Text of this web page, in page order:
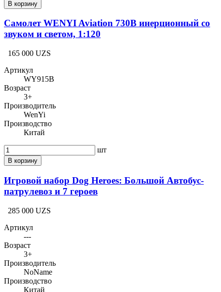
В корзину
Самолет WENYI Aviation 730B инерционный со
звуком и светом, 1:120
165 000 UZS
Артикул
WY915B
Возраст
3+
Производитель
WenYi
Производство
Китай
шт
В корзину
Игровой набор Dog Heroes: Большой Автобус-
патрулевоз и 7 героев
285 000 UZS
Артикул
---
Возраст
3+
Производитель
NoName
Производство
Китай